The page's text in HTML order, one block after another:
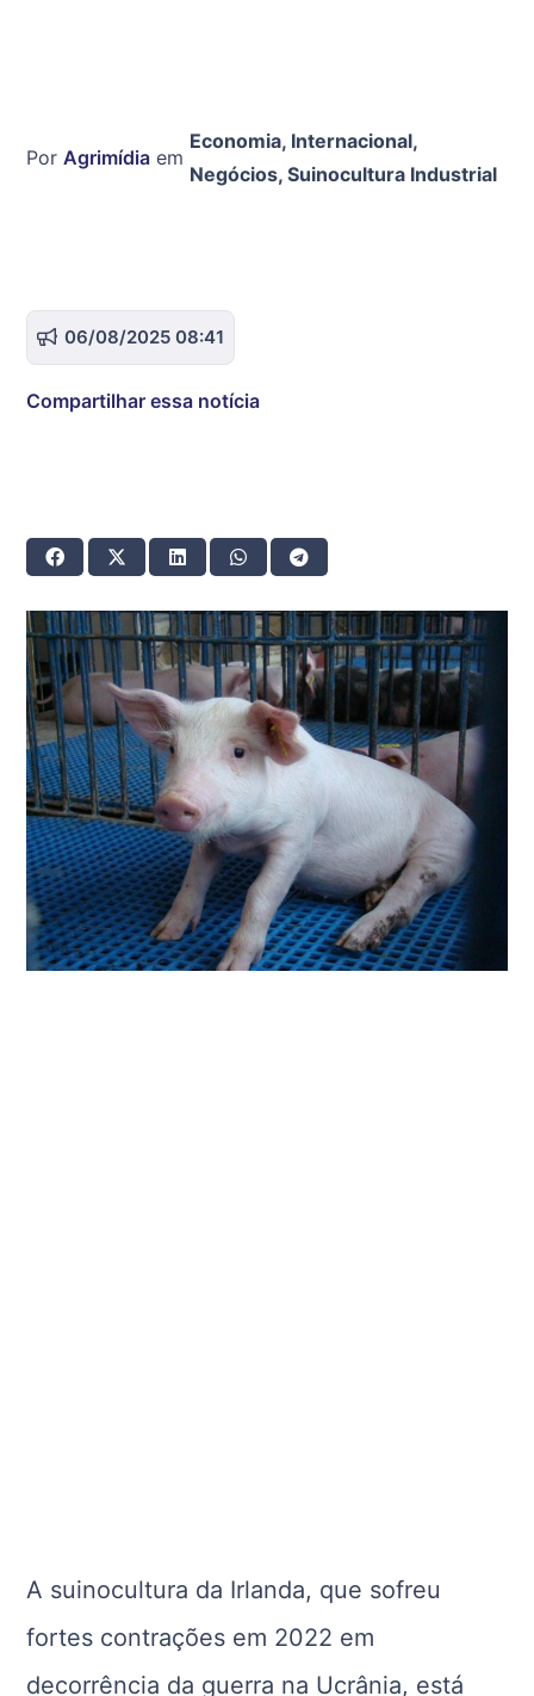
Por Agrimídia em
Economia, Internacional,
Negócios, Suinocultura Industrial
06/08/2025 08:41
Compartilhar essa notícia
A suinocultura da Irlanda, que sofreu
fortes contrações em 2022 em
decorrência da guerra na Ucrânia, está